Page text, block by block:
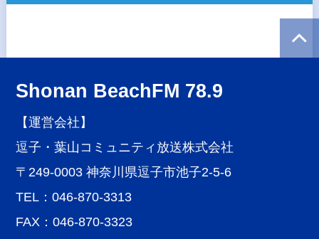
Shonan BeachFM 78.9
【運営会社】
逗子・葉山コミュニティ放送株式会社
〒249-0003 神奈川県逗子市池子2-5-6
TEL：046-870-3313
FAX：046-870-3323